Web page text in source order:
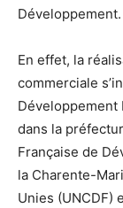
Développement.
En effet, la
commerciale
Développement
dans la
Française de
la Charente-
Unies (UNCDF)